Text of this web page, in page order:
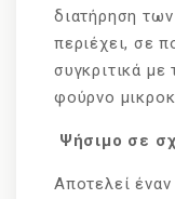
διατήρηση
περιέχει, σε
συγκριτικά
φούρνο
Ψήσιμο σε
Αποτελεί